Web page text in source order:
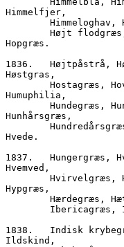
Himmelfjer,
Hopgræs.
1836.	Højtpåstrå, Højslettestrå, Horngræs og
Høstgras,
Humuphilia,
Hunhårsgræs,
Hvede.
1837.	Hungergræs, Hvedekrone, Hvene, Hvenus og
Hvemved,
Hypgræs,
1838.	Indisk krybegræs, Ishavsgræs, Isgræs og
Ildskind,